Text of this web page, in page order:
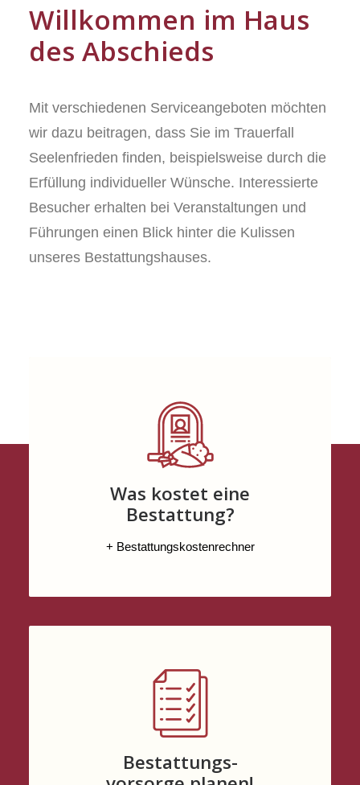
Willkommen im Haus
des Abschieds
Mit verschiedenen Serviceangeboten möchten
wir dazu beitragen, dass Sie im Trauerfall
Seelenfrieden finden, beispielsweise durch die
Erfüllung individueller Wünsche. Interessierte
Besucher erhalten bei Veranstaltungen und
Führungen einen Blick hinter die Kulissen
unseres Bestattungshauses.
Was kostet eine
Bestattung?
+ Bestattungskostenrechner
Bestattungs-